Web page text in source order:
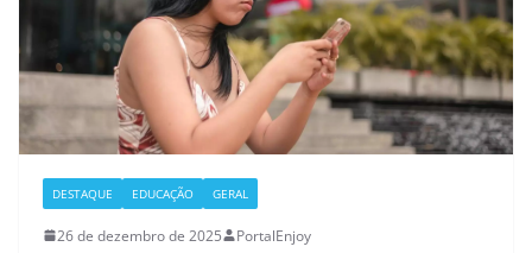
DESTAQUE EDUCAÇÃO GERAL
26 de dezembro de 2025 PortalEnjoy